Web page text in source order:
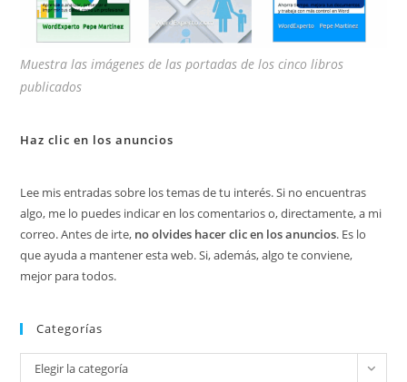
Muestra las imágenes de las portadas de los cinco libros
publicados
Haz clic en los anuncios
Lee mis entradas sobre los temas de tu interés. Si no encuentras
algo, me lo puedes indicar en los comentarios o, directamente, a mi
correo. Antes de irte, no olvides hacer clic en los anuncios. Es lo
que ayuda a mantener esta web. Si, además, algo te conviene,
mejor para todos.
Categorías
Categorías
Elegir la categoría